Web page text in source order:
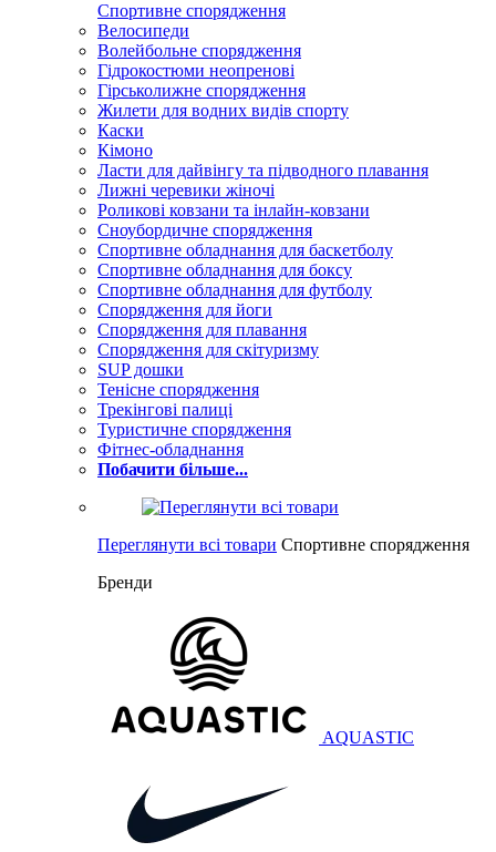
Спортивне спорядження
Велосипеди
Волейбольне спорядження
Гідрокостюми неопренові
Гірськолижне спорядження
Жилети для водних видів спорту
Каски
Кімоно
Ласти для дайвінгу та підводного плавання
Лижні черевики жіночі
Роликові ковзани та інлайн-ковзани
Сноубордичне спорядження
Спортивне обладнання для баскетболу
Спортивне обладнання для боксу
Спортивне обладнання для футболу
Спорядження для йоги
Спорядження для плавання
Спорядження для скітуризму
SUP дошки
Тенісне спорядження
Трекінгові палиці
Туристичне спорядження
Фітнес-обладнання
Побачити більше...
Переглянути всі товари Спортивне спорядження
Бренди
AQUASTIC